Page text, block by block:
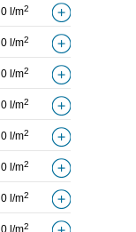
0 l/m2
0 l/m2
0 l/m2
0 l/m2
0 l/m2
0 l/m2
0 l/m2
2